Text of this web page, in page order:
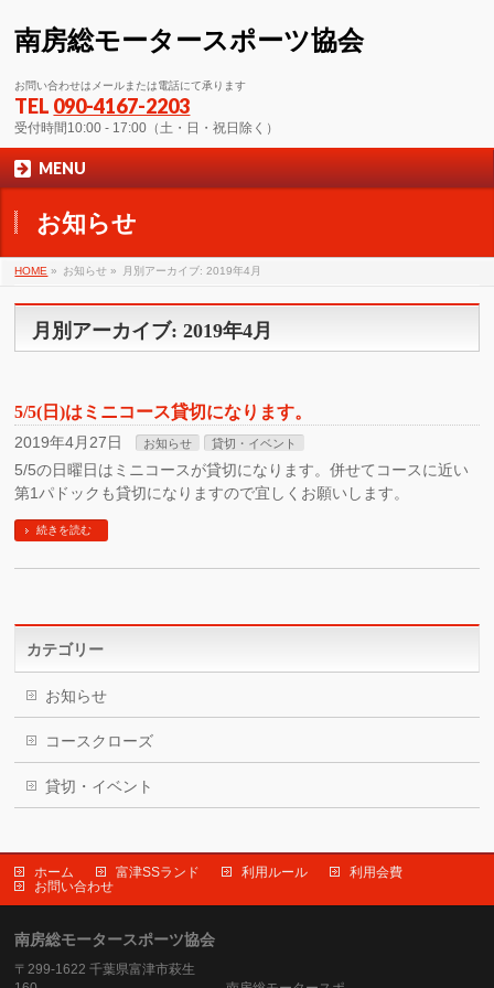
南房総モータースポーツ協会
お問い合わせはメールまたは電話にて承ります
TEL 090-4167-2203
受付時間10:00 - 17:00（土・日・祝日除く）
MENU
お知らせ
HOME » お知らせ » 月別アーカイブ: 2019年4月
月別アーカイブ: 2019年4月
5/5(日)はミニコース貸切になります。
2019年4月27日 お知らせ 貸切・イベント
5/5の日曜日はミニコースが貸切になります。併せてコースに近い
第1パドックも貸切になりますので宜しくお願いします。
続きを読む
カテゴリー
お知らせ
コースクローズ
貸切・イベント
ホーム 富津SSランド 利用ルール
利用会費
お問い合わせ
南房総モータースポーツ協会
〒299-1622 千葉県富津市萩生